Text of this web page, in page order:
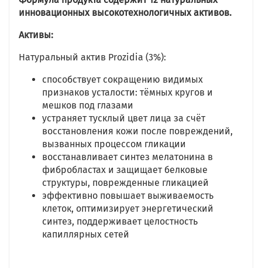
инновационных высокотехнологичных активов.
Активы:
Натуральный актив Prozidia (3%):
способствует сокращению видимых
признаков усталости: тёмных кругов и
мешков под глазами
устраняет тусклый цвет лица за счёт
восстановления кожи после повреждений,
вызванных процессом гликации
восстанавливает синтез мелатонина в
фибробластах и защищает белковые
структуры, поврежденные гликацией
эффективно повышает выживаемость
клеток, оптимизирует энергетический
синтез, поддерживает целостность
капиллярных сетей